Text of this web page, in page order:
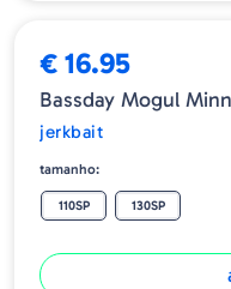
€ 16.95
Bassday Mogul
jerkbait
tamanho:
110SP 130SP